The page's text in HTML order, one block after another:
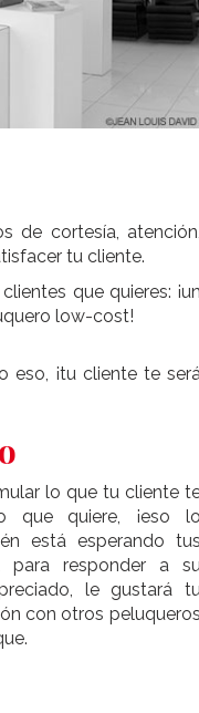
de cortesía, atención,
tu cliente.
que quieres: ¡un
low-cost!
eso, ¡tu cliente te
lo que tu cliente
que quiere, ¡eso lo
está esperando tus
para responder a
le gustará
con otros